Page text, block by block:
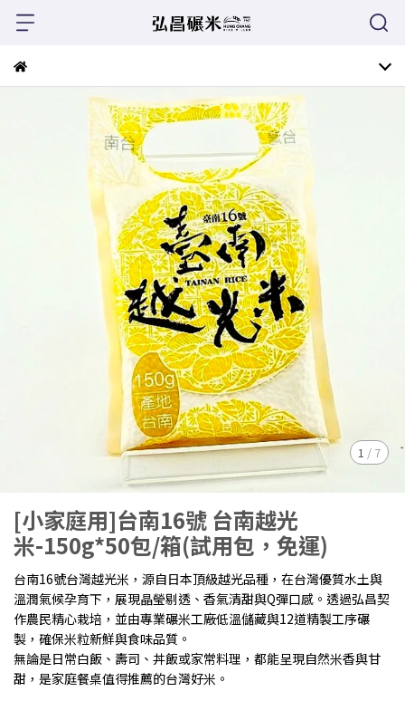
1 / 7
[小家庭用]台南16號 台南越光
米-150g*50包/箱(試用包，免運)
台南16號台灣越光米，源自日本頂級越光品種，在台灣優質水土與
溫潤氣候孕育下，展現晶瑩剔透、香氣清甜與Q彈口感。透過弘昌契
作農民精心栽培，並由專業碾米工廠低溫儲藏與12道精製工序碾
製，確保米粒新鮮與食味品質。
無論是日常白飯、壽司、丼飯或家常料理，都能呈現自然米香與甘
甜，是家庭餐桌值得推薦的台灣好米。